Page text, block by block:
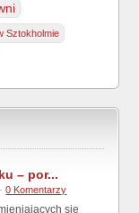
Sztokholmie
– por...
-0 Komentarzy
się